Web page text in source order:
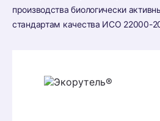
производства биологически
стандартам качества ИСО 22000-